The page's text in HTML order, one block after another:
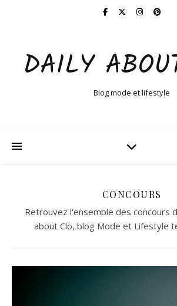
DAILY
Blog mode et lifestyle
CONCOURS
Retrouvez l'ensemble des concours
about Clo, blog Mode et Lifestyle